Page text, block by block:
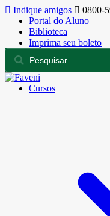
Indique amigos
0800-
Portal do Aluno
Biblioteca
Imprima seu boleto
Cursos